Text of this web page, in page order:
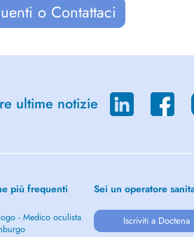
o Contattaci
ultime notizie
più frequenti
- Medico oculista
Sei un operatore
Iscriviti a Doctena